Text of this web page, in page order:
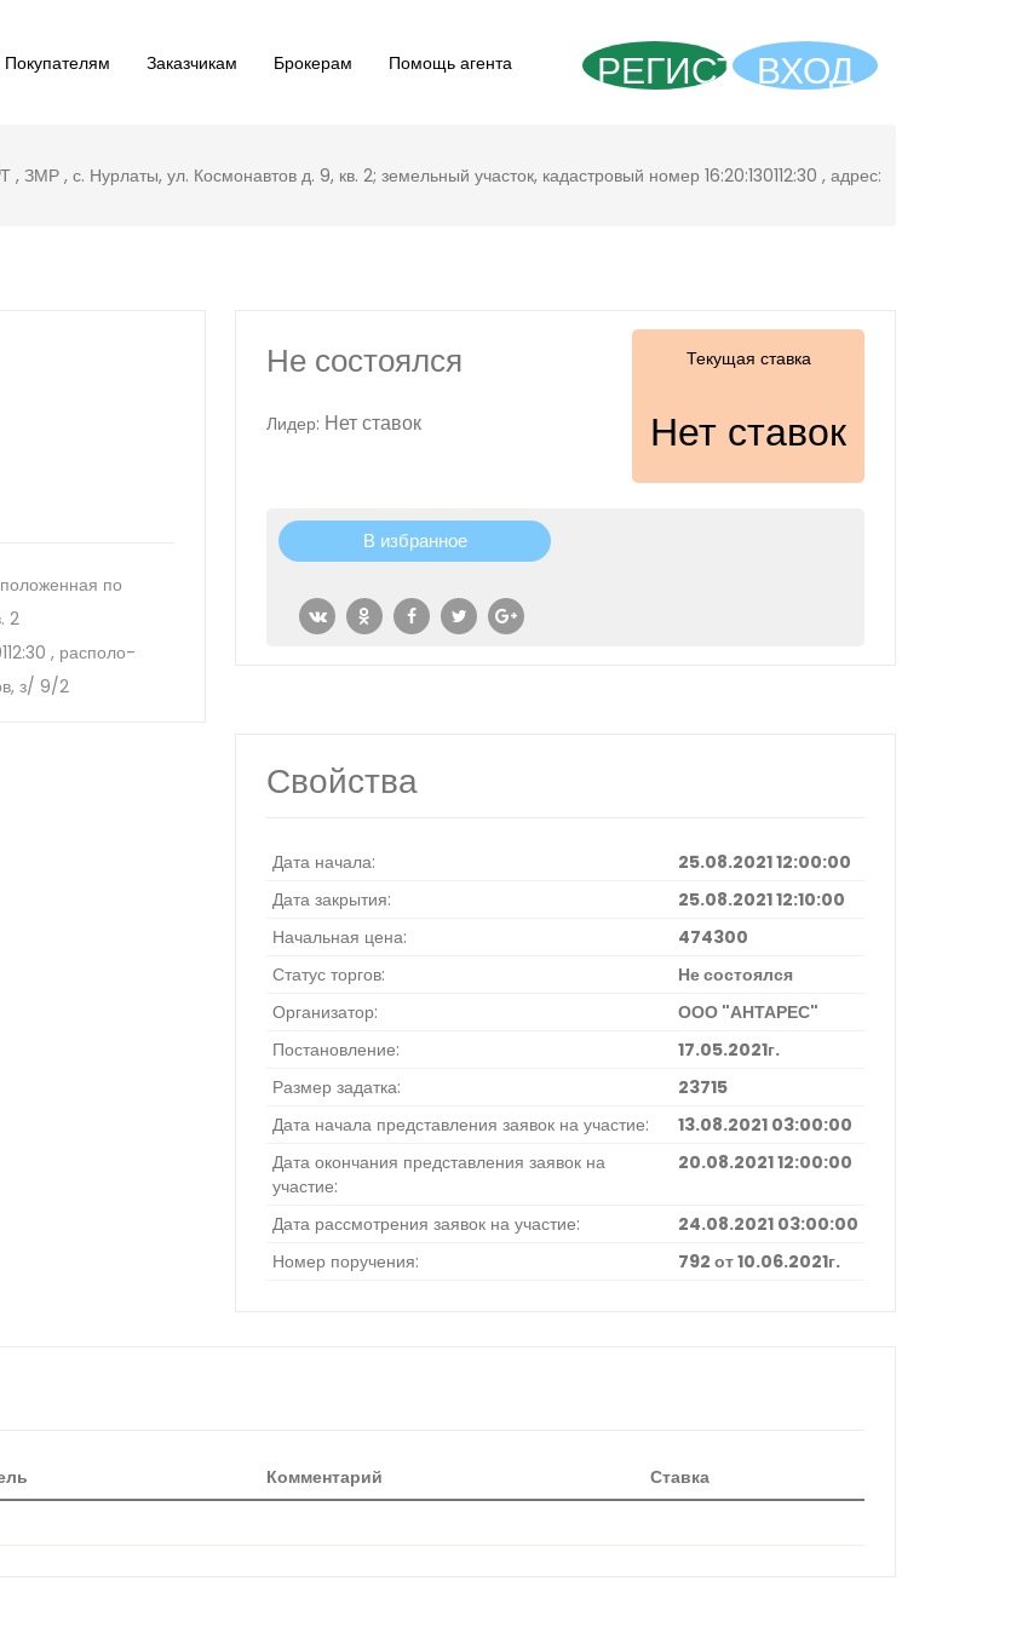
Покупателям Заказчикам Брокерам Помощь агента РЕГИСТРАЦИЯ
ВХОД
, ЗМР , с. Нурлаты, ул. Космонавтов д. 9, кв. 2; земельный участок, кадастровый номер 16:20:130112:30 , адрес:
по
2
, располо­
з/ 9/2
Не состоялся
Лидер: Нет ставок
Текущая ставка
Нет ставок
В избранное
Свойства
Дата начала:
25.08.2021 12:00:00
Дата закрытия:
25.08.2021 12:10:00
Начальная цена:
474300
Статус торгов:
Не состоялся
Организатор:
ООО "АНТАРЕС"
Постановление:
17.05.2021г.
Размер задатка:
23715
Дата начала представления заявок на участие:
13.08.2021 03:00:00
Дата окончания представления заявок на
участие:
20.08.2021 12:00:00
Дата рассмотрения заявок на участие:
24.08.2021 03:00:00
Номер поручения:
792 от 10.06.2021г.
Комментарий
Ставка